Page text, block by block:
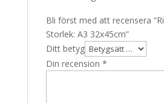
Bli först med att recensera
Storlek: A3 32x45cm”
Ditt betyg
Din recension *